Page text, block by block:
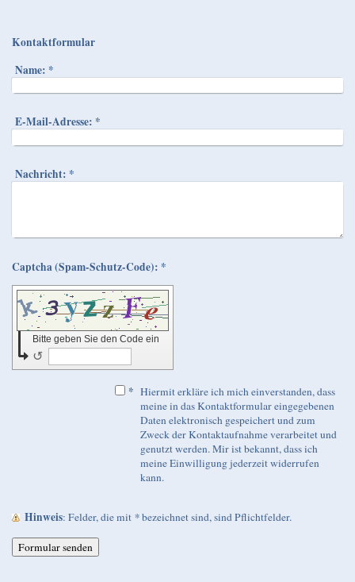
Kontaktformular
Name: *
E-Mail-Adresse: *
Nachricht: *
Captcha (Spam-Schutz-Code): *
Bitte geben Sie den Code ein
↺
* Hiermit erkläre ich mich einverstanden, dass
meine in das Kontaktformular eingegebenen
Daten elektronisch gespeichert und zum
Zweck der Kontaktaufnahme verarbeitet und
genutzt werden. Mir ist bekannt, dass ich
meine Einwilligung jederzeit widerrufen
kann.
Hinweis : Felder, die mit *bezeichnet sind, sind Pflichtfelder.